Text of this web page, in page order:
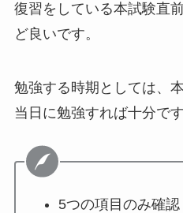
復習をしている本試験直
ど良いです。
勉強する時期としては、
当日に勉強すれば十分です
5つの項目のみ確認